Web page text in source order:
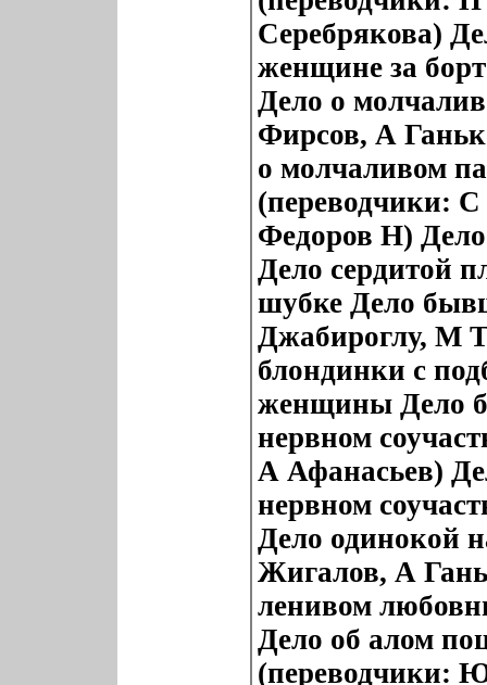
Серебрякова)
женщине за
Дело о
Фирсов, А
о молчаливом
(переводчики:
Федоров Н)
Дело сердитой
шубке Дело
Джабироглу, М
блондинки с
женщины Дело
нервном
А Афанасьев)
нервном
Дело одинокой
Жигалов, А
ленивом
Дело об алом
(переводчики: